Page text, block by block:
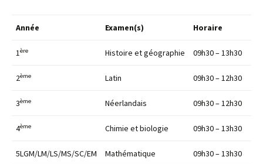
Année Examen(s) Horaire
1ère Histoire et géographie 09h30 – 13h30
2ème Latin 09h30 – 12h30
3ème Néerlandais 09h30 – 12h30
4ème Chimie et biologie 09h30 – 13h30
5LGM/LM/LS/MS/SC/EM Mathématique 09h30 – 13h30